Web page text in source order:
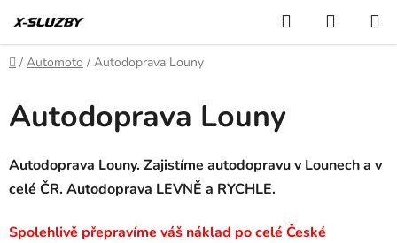
na
obsah
Hledat
KOŠÍK
Domů
/ Automoto / Autodoprava Louny
Autodoprava Louny
Autodoprava Louny. Zajistíme autodopravu v Lounech a v
celé ČR. Autodoprava LEVNĚ a RYCHLE.
Spolehlivě přepravíme váš náklad po celé České